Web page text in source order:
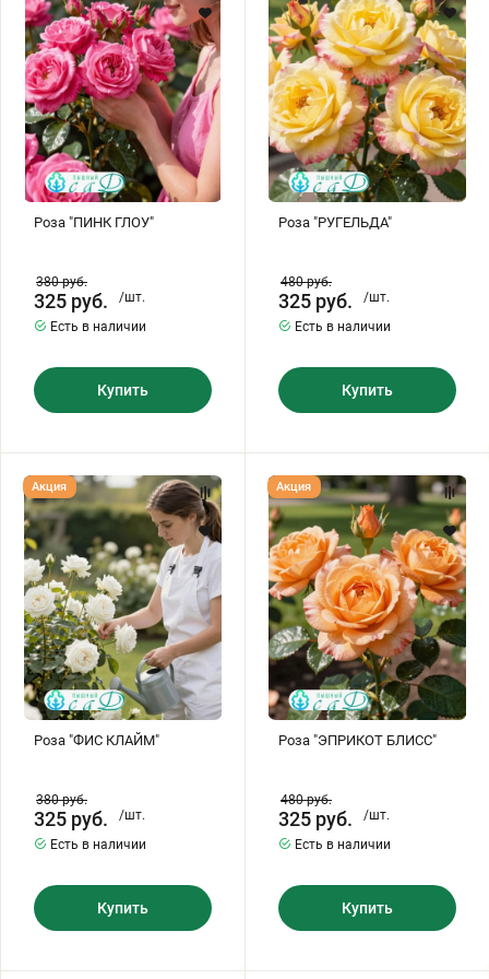
Хризантемы саженцы
Зелень и пряные травы
Роза "ПИНК ГЛОУ"
380руб.
325 руб.
/шт.
Есть в наличии
Купить
Роза "РУГЕЛЬДА"
480руб.
325 руб.
/шт.
Есть в наличии
Купить
Роза
"ФИС
КЛАЙМ"
Роза "ФИС КЛАЙМ"
Акция
380руб.
325 руб.
/шт.
Есть в наличии
Купить
Роза
"ЭПРИКОТ
БЛИСС"
Роза "ЭПРИКОТ БЛИСС"
Акция
480руб.
325 руб.
/шт.
Есть в наличии
Купить